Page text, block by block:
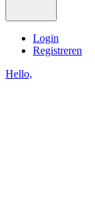
Login
Registreren
Hello,